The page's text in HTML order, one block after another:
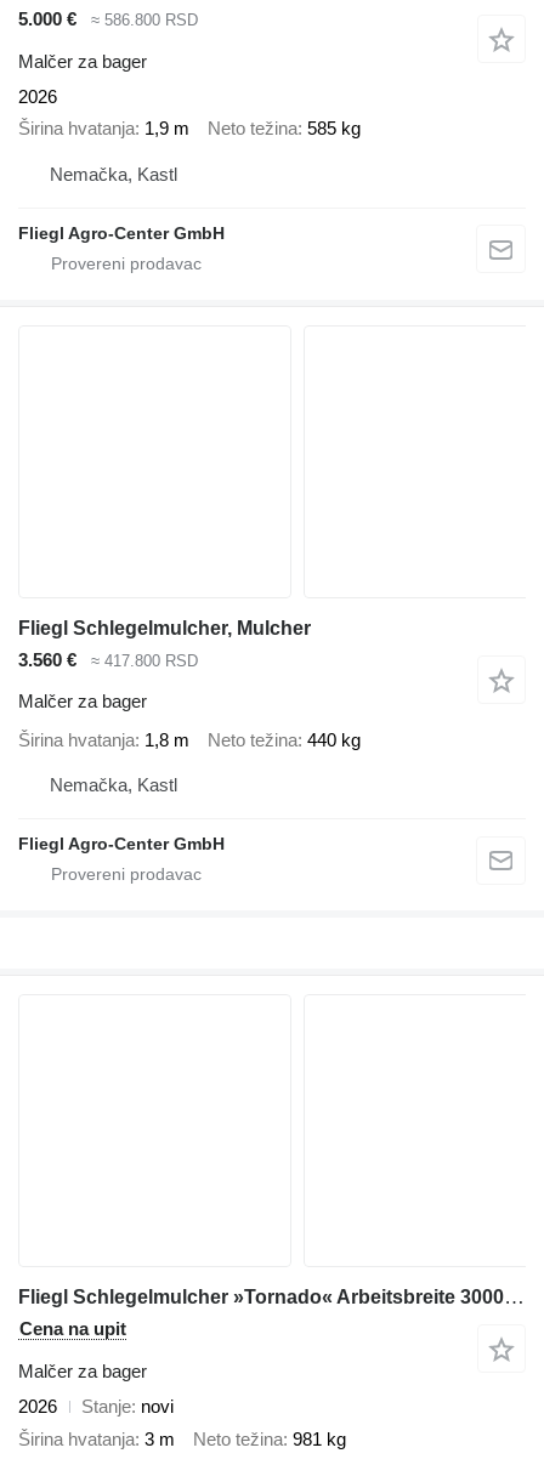
5.000 €
≈ 586.800 RSD
Malčer za bager
2026
Širina hvatanja 1,9 m Neto težina 585 kg
Nemačka, Kastl
Fliegl Agro-Center GmbH
Fliegl Schlegelmulcher, Mulcher
3.560 €
≈ 417.800 RSD
Malčer za bager
Širina hvatanja 1,8 m Neto težina 440 kg
Nemačka, Kastl
Fliegl Agro-Center GmbH
Fliegl Schlegelmulcher »Tornado« Arbeitsbreite 3000 mm
Cena na upit
Malčer za bager
2026
Stanje novi
Širina hvatanja 3 m Neto težina 981 kg